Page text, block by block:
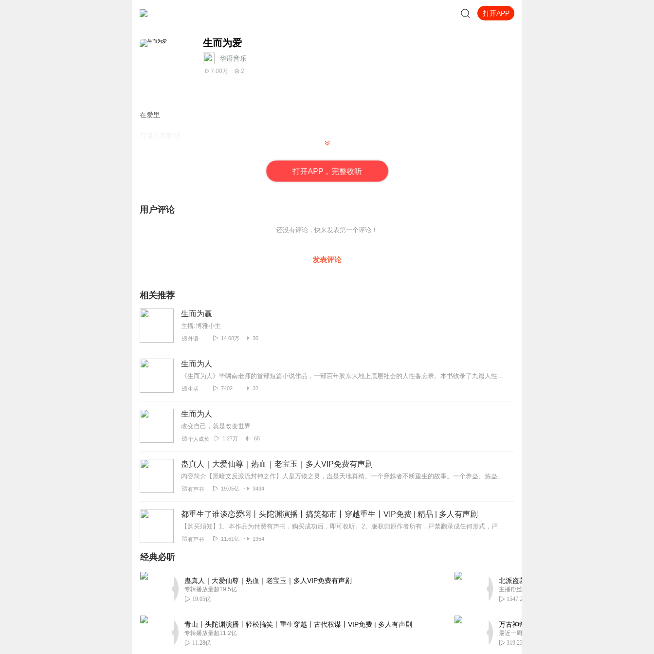
打开APP
生而为爱
华语音乐
7.00万 2
在爱里
当在爱里受伤，你还有多大勇气再次全力以赴？
别害怕，你从来不孤单，每个人都是从起点出发一路跌跌撞撞，
人——生而为爱
你是起点，也是终点
你是黑暗之光，也是彩虹
打开APP，完整收听
用户评论
还没有评论，快来发表第一个评论！
发表评论
相关推荐
生而为赢
主播:博雅小主
外语 14.08万 30
生而为人
《生而为人》毕啸南老师的首部短篇小说作品，一部百年胶东大地上底层社会的人性备忘录。本书收录了九篇人性小说，在横跨百年的胶东大地上，游走着众多故事角色:消失的女儿...
生活 7402 32
生而为人
改变自己，就是改变世界
个人成长 1.27万 65
蛊真人｜大爱仙尊｜热血｜老宝玉｜多人VIP免费有声剧
内容简介【黑暗文反派流封神之作】人是万物之灵，蛊是天地真精。一个穿越者不断重生的故事。一个养蛊、炼蛊、用蛊的奇特世界。配音组（男角色）老宝玉旁白...
有声书 19.05亿 3434
都重生了谁谈恋爱啊丨头陀渊演播丨搞笑都市丨穿越重生丨VIP免费 | 精品 | 多人有声剧
【购买须知】1、本作品为付费有声书，购买成功后，即可收听。2、版权归原作者所有，严禁翻录成任何形式，严禁在任何第三方平台传播，违者将追究其法律责任。3、如在充值...
有声书 11.61亿 1354
经典必听
蛊真人｜大爱仙尊｜热血｜老宝玉｜多人VIP免费有声剧
专辑播放量超19.5亿
19.05亿
青山丨头陀渊演播丨轻松搞笑丨重生穿越丨古代权谋丨VIP免费 | 多人有声剧
专辑播放量超11.2亿
11.28亿
北派盗墓笔记丨头陀渊出品丨悬疑灵异丨摸金校尉
主播粉丝1659万
1547.23万
万古神帝丨玄幻丨热血丨紫襟团队演播丨多人有声
最近一周更新
319.23万